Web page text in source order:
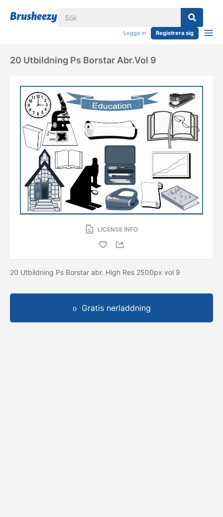
Logga in Registrera sig
20 Utbildning Ps Borstar Abr.vol 9
LICENSE INFO
20 Utbildning Ps Borstar abr. High Res 2500px vol 9
Gratis nerladdning